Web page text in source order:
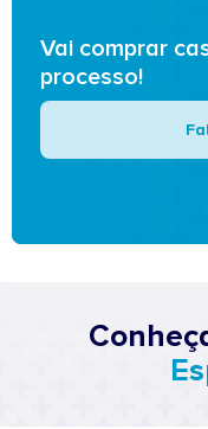
Vai comprar
processo!